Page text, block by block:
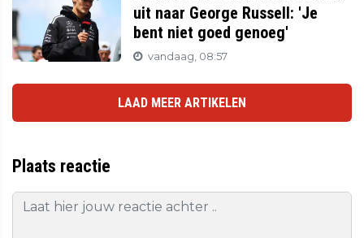
uit naar George Russell: 'Je
bent niet goed genoeg'
vandaag, 08:57
LAAD MEER ARTIKELEN
Plaats reactie